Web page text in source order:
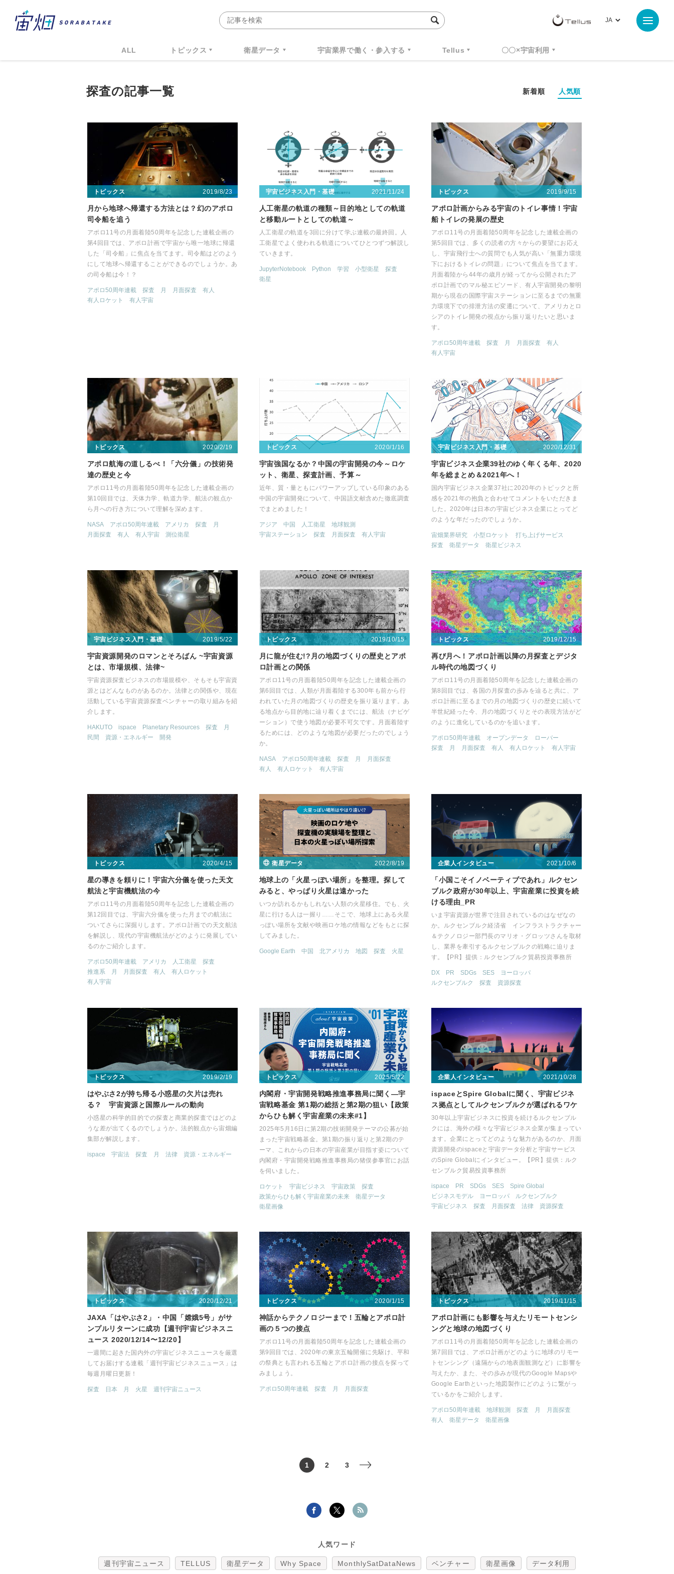
ALL トピックス 衛星データ 宇宙業界で働く・参入する Tellus 〇〇×宇宙利用
探査の記事一覧 新着順 人気順
トピックス 2019/8/23
月から地球へ帰還する方法とは？幻のアポロ
司令船を追う
アポロ11号の月面着陸50周年を記念した連載企画の
第4回目では、アポロ計画で宇宙から唯一地球に帰還
した「司令船」に焦点を当てます。司令船はどのよう
にして地球へ帰還することができるのでしょうか。あ
の司令船は今！？
アポロ50周年連載 探査 月 月面探査
有人
有人ロケット
有人宇宙
宇宙ビジネス入門・基礎 2021/11/24
人工衛星の軌道の種類～目的地としての軌道
と移動ルートとしての軌道～
人工衛星の軌道を3回に分けて学ぶ連載の最終回。人
工衛星でよく使われる軌道についてひとつずつ解説し
ていきます。
JupyterNotebook Python 学習 小型衛星
探査
衛星
トピックス 2019/9/15
アポロ計画からみる宇宙のトイレ事情！宇宙
船トイレの発展の歴史
アポロ11号の月面着陸50周年を記念した連載企画の
第5回目では、多くの読者の方々からの要望にお応え
し、宇宙飛行士への質問でも人気が高い「無重力環境
下におけるトイレの問題」について焦点を当てます。
月面着陸から44年の歳月が経ってから公開されたア
ポロ計画でのマル秘エピソード、有人宇宙開発の黎明
期から現在の国際宇宙ステーションに至るまでの無重
力環境下での排泄方法の変遷について、アメリカとロ
シアのトイレ開発の視点から振り返りたいと思いま
す。
アポロ50周年連載 探査 月 月面探査
有人
有人宇宙
トピックス 2020/2/19
アポロ航海の道しるべ！「六分儀」の技術発
達の歴史と今
アポロ11号の月面着陸50周年を記念した連載企画の
第10回目では、天体力学、軌道力学、航法の観点か
ら月への行き方について理解を深めます。
NASA アポロ50周年連載 アメリカ 探査
月
月面探査
有人 有人宇宙 測位衛星
トピックス 2020/1/16
宇宙強国なるか？中国の宇宙開発の今～ロケ
ット、衛星、探査計画、予算～
近年、質・量ともにパワーアップしている印象のある
中国の宇宙開発について、中国語文献含めた徹底調査
でまとめました！
アジア 中国 人工衛星
地球観測
宇宙ステーション
探査 月面探査 有人宇宙
宇宙ビジネス入門・基礎 2020/12/31
宇宙ビジネス企業39社のゆく年くる年、2020
年を総まとめ＆2021年へ！
国内宇宙ビジネス企業37社に2020年のトピックと所
感を2021年の抱負と合わせてコメントをいただきま
した。2020年は日本の宇宙ビジネス企業にとってど
のような年だったのでしょうか。
宙畑業界研究 小型ロケット
打ち上げサービス
探査
衛星データ 衛星ビジネス
宇宙ビジネス入門・基礎 2019/5/22
宇宙資源開発のロマンとそろばん ~宇宙資源
とは、市場規模、法律~
宇宙資源探査ビジネスの市場規模や、そもそも宇宙資
源とはどんなものがあるのか。法律との関係や、現在
活動している宇宙資源探査ベンチャーの取り組みを紹
介します。
HAKUTO ispace Planetary Resources 探査
月
民間
資源・エネルギー 開発
トピックス 2019/10/15
月に龍が住む!?月の地図づくりの歴史とアポ
ロ計画との関係
アポロ11号の月面着陸50周年を記念した連載企画の
第6回目では、人類が月面着陸する300年も前から行
われていた月の地図づくりの歴史を振り返ります。あ
る地点から目的地に辿り着くまでには、航法（ナビゲ
ーション）で使う地図が必要不可欠です。月面着陸す
るためには、どのような地図が必要だったのでしょう
か。
NASA アポロ50周年連載 探査 月
月面探査
有人
有人ロケット 有人宇宙
トピックス 2019/12/15
再び月へ！アポロ計画以降の月探査とデジタ
ル時代の地図づくり
アポロ11号の月面着陸50周年を記念した連載企画の
第8回目では、各国の月探査の歩みを辿ると共に、ア
ポロ計画に至るまでの月の地図づくりの歴史に続いて
半世紀経った今、月の地図づくりとその表現方法がど
のように進化しているのかを追います。
アポロ50周年連載 オープンデータ
ローバー
探査
月 月面探査 有人 有人ロケット 有人宇宙
トピックス 2020/4/15
星の導きを頼りに！宇宙六分儀を使った天文
航法と宇宙機航法の今
アポロ11号の月面着陸50周年を記念した連載企画の
第12回目では、宇宙六分儀を使った月までの航法に
ついてさらに深掘りします。アポロ計画での天文航法
を解説し、現代の宇宙機航法がどのように発展してい
るのかご紹介します。
アポロ50周年連載 アメリカ 人工衛星
探査
推進系
月 月面探査 有人
有人ロケット
有人宇宙
衛星データ 2022/8/19
地球上の「火星っぽい場所」を整理。探して
みると、やっぱり火星は遠かった
いつか訪れるかもしれない人類の火星移住。でも、火
星に行ける人は一握り……そこで、地球上にある火星
っぽい場所を文献や映画ロケ地の情報などをもとに探
してみました。
Google Earth 中国 北アメリカ 地図 探査 火星
企業人インタビュー 2021/10/6
「小国こそイノベーティブであれ」ルクセン
ブルク政府が30年以上、宇宙産業に投資を続
ける理由_PR
いま宇宙資源が世界で注目されているのはなぜなの
か。ルクセンブルク経済省 インフラストラクチャー
＆テクノロジー部門長のマリオ・グロッツさんを取材
し、業界を牽引するルクセンブルクの戦略に迫りま
す。【PR】提供：ルクセンブルク貿易投資事務所
DX PR SDGs SES
ヨーロッパ
ルクセンブルク
探査 資源探査
トピックス 2019/2/19
はやぶさ2が持ち帰る小惑星の欠片は売れ
る？ 宇宙資源と国際ルールの動向
小惑星の科学的目的での探査と商業的探査ではどのよ
うな差が出てくるのでしょうか。法的観点から宙畑編
集部が解説します。
ispace 宇宙法 探査 月 法律 資源・エネルギー
トピックス 2025/5/22
内閣府・宇宙開発戦略推進事務局に聞く―宇
宙戦略基金 第1期の総括と第2期の狙い【政策
からひも解く宇宙産業の未来#1】
2025年5月16日に第2期の技術開発テーマの公募が始
まった宇宙戦略基金。第1期の振り返りと第2期のテ
ーマ、これからの日本の宇宙産業が目指す姿について
内閣府・宇宙開発戦略推進事務局の猪俣参事官にお話
を伺いました。
ロケット 宇宙ビジネス 宇宙政策
探査
政策からひも解く宇宙産業の未来
衛星データ
衛星画像
企業人インタビュー 2021/10/28
ispaceとSpire Globalに聞く、宇宙ビジネ
ス拠点としてルクセンブルクが選ばれるワケ
30年以上宇宙ビジネスに投資を続けるルクセンブル
クには、海外の様々な宇宙ビジネス企業が集まってい
ます。企業にとってどのような魅力があるのか、月面
資源開発のispaceと宇宙データ分析と宇宙サービス
のSpire Globalにインタビュー。【PR】提供：ルク
センブルク貿易投資事務所
ispace PR SDGs SES
Spire Global
ビジネスモデル
ヨーロッパ
ルクセンブルク
宇宙ビジネス
探査 月面探査 法律 資源探査
トピックス 2020/12/21
JAXA「はやぶさ2」・中国「嫦娥5号」がサ
ンプルリターンに成功【週刊宇宙ビジネスニ
ュース 2020/12/14〜12/20】
一週間に起きた国内外の宇宙ビジネスニュースを厳選
してお届けする連載「週刊宇宙ビジネスニュース」は
毎週月曜日更新！
探査 日本 月 火星 週刊宇宙ニュース
トピックス 2020/1/15
神話からテクノロジーまで！五輪とアポロ計
画の５つの接点
アポロ11号の月面着陸50周年を記念した連載企画の
第9回目では、2020年の東京五輪開催に先駆け、平和
の祭典とも言われる五輪とアポロ計画の接点を探って
みましょう。
アポロ50周年連載 探査 月 月面探査
トピックス 2019/11/15
アポロ計画にも影響を与えたリモートセンシ
ングと地球の地図づくり
アポロ11号の月面着陸50周年を記念した連載企画の
第7回目では、アポロ計画がどのように地球のリモー
トセンシング（遠隔からの地表面観測など）に影響を
与えたか、また、その歩みが現代のGoogle Mapsや
Google Earthといった地図製作にどのように繋がっ
ているかをご紹介します。
アポロ50周年連載 地球観測 探査 月
月面探査
有人
衛星データ 衛星画像
1 2 3 >
人気ワード
週刊宇宙ニュース TELLUS 衛星データ Why Space MonthlySatDataNews ベンチャー 衛星画像 データ利用